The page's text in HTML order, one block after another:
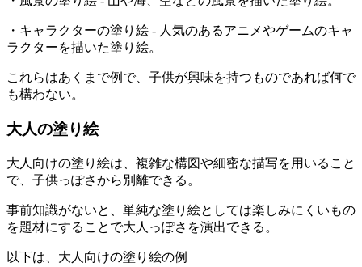
・キャラクターの塗り絵 - 人気のあるアニメやゲームのキャ
ラクターを描いた塗り絵。
これらはあくまで例で、子供が興味を持つものであれば何で
も構わない。
大人の塗り絵
大人向けの塗り絵は、複雑な構図や細密な描写を用いること
で、子供っぽさから別離できる。
事前知識がないと、単純な塗り絵としては楽しみにくいもの
を題材にすることで大人っぽさを演出できる。
以下は、大人向けの塗り絵の例